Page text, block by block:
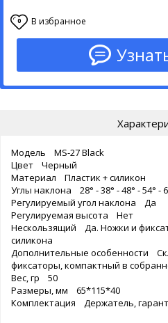
0 В избранное
Модель MS-27 Black
Цвет Черный
Материал Пластик + силикон
Углы наклона 28° - 38° - 48° - 54° -
Регулируемый угол наклона Да
Регулируемая высота Нет
Нескользящий Да. Ножки и
силикона
Дополнительные особенности
фиксаторы, компактный в
Вес, гр 50
Размеры, мм 65*115*40
Комплектация Держатель,